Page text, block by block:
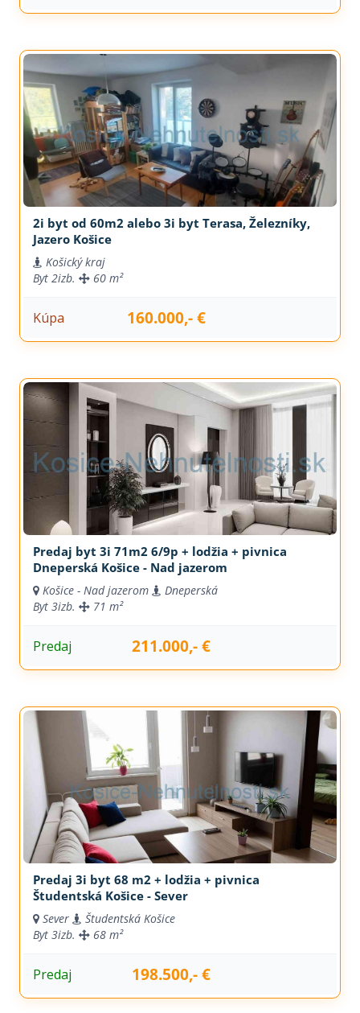
2i byt od 60m2 alebo 3i byt Terasa, Železníky,
Jazero Košice
Košický kraj
Byt 2izb. 60 m²
Kúpa 160.000,- €
Predaj byt 3i 71m2 6/9p + lodžia + pivnica
Dneperská Košice - Nad jazerom
Košice - Nad jazerom
Dneperská
Byt 3izb. 71 m²
Predaj 211.000,- €
Predaj 3i byt 68 m2 + lodžia + pivnica
Študentská Košice - Sever
Sever
Študentská Košice
Byt 3izb. 68 m²
Predaj 198.500,- €